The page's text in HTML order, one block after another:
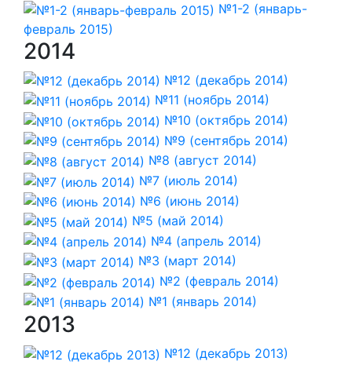
№1-2 (январь-
февраль 2015)
2014
№12 (декабрь 2014)
№11 (ноябрь 2014)
№10 (октябрь 2014)
№9 (сентябрь 2014)
№8 (август 2014)
№7 (июль 2014)
№6 (июнь 2014)
№5 (май 2014)
№4 (апрель 2014)
№3 (март 2014)
№2 (февраль 2014)
№1 (январь 2014)
2013
№12 (декабрь 2013)